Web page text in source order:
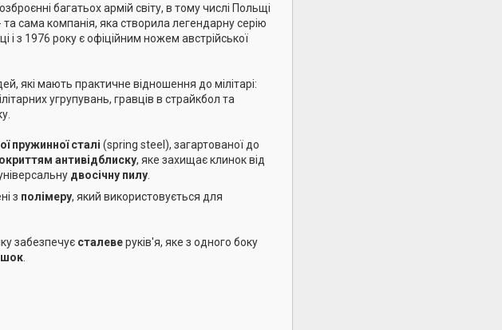
багатьох армій світу, в тому числі Польщі
та сама компанія, яка створила легендарну серію
і з 1976 року є офіційним ножем австрійської
які мають практичне відношення до мілітарі:
угрупувань, гравців в страйкбол та
пружинної сталі (spring steel), загартованої до
антивідблиску, яке захищає клинок від
двосічну пилу
з полімеру, який використовується для
забезпечує сталеверуків'я, яке з одного боку